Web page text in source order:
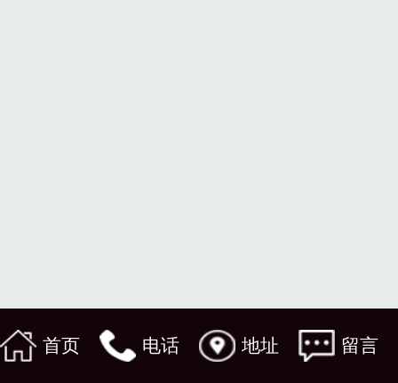
首页 电话 地址 留言